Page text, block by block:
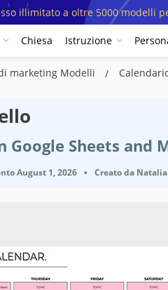
illimitato a oltre 5000 modelli
Chiesa Istruzione
marketing Modelli
Sheets and
August 1, 2026 • Creato da